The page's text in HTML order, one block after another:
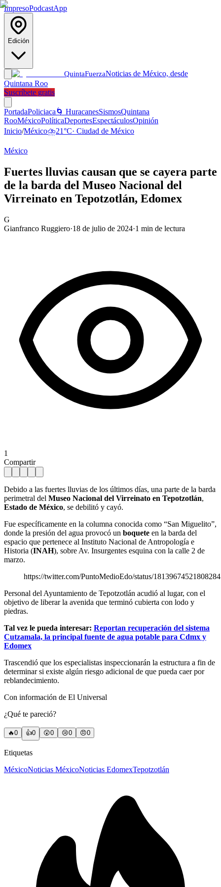
ImpresoPodcastApp
Edición
QuintaFuerzaNoticias de México, desde
Quintana Roo
Suscríbete gratis
PortadaPoliciaca 🌀 HuracanesSismosQuintana
RooMéxicoPolíticaDeportesEspectáculosOpinión
Inicio/México⛈️21°C· Ciudad de México
México
Fuertes lluvias causan que se cayera parte
de la barda del Museo Nacional del
Virreinato en Tepotzotlán, Edomex
G
Gianfranco Ruggiero·18 de julio de 2024·1 min de lectura
1
Compartir
Debido a las fuertes lluvias de los últimos días, una parte de la barda
perimetral del Museo Nacional del Virreinato en Tepotzotlán,
Estado de México, se debilitó y cayó.
Fue específicamente en la columna conocida como “San Miguelito”,
donde la presión del agua provocó un boquete en la barda del
espacio que pertenece al Instituto Nacional de Antropología e
Historia (INAH), sobre Av. Insurgentes esquina con la calle 2 de
marzo.
https://twitter.com/PuntoMedioEdo/status/
Personal del Ayuntamiento de Tepotzotlán acudió al lugar, con el
objetivo de liberar la avenida que terminó cubierta con lodo y
piedras.
Tal vez le pueda interesar: Reportan recuperación del sistema
Cutzamala, la principal fuente de agua potable para Cdmx y
Edomex
Trascendió que los especialistas inspeccionarán la estructura a fin de
determinar si existe algún riesgo adicional de que pueda caer por
reblandecimiento.
Con información de El Universal
¿Qué te pareció?
🔥0 👍0 😲0 😢0 😠0
Etiquetas
MéxicoNoticias MéxicoNoticias EdomexTepotzotlán